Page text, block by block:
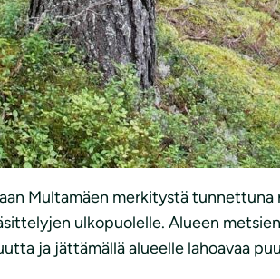
Multamäen merkitystä
ulkopuolelle. Alueen
ja jättämällä alueelle lahoavaa